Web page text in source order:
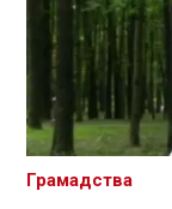
Грамадства